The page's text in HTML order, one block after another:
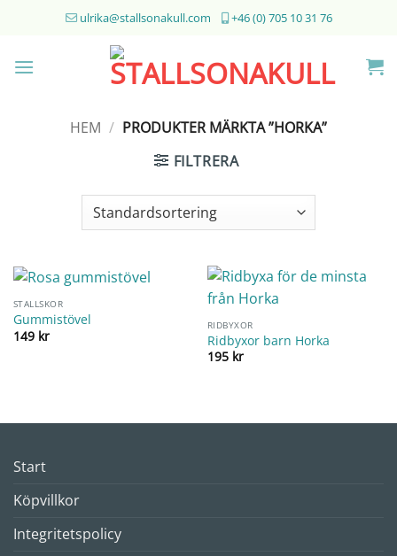
ulrika@stallsonakull.com +46 (0) 705 10 31 76
HEM / PRODUKTER MÄRKTA ”HORKA”
FILTRERA
STALLSKOR
Gummistövel
149 kr
RIDBYXOR
Ridbyxor barn Horka
195 kr
Start
Köpvillkor
Integritetspolicy